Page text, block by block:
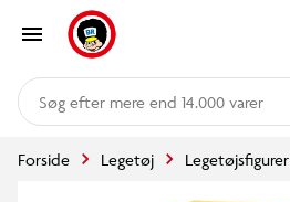
mere end 14.000 varer
Forside Legetøj Legetøjsfigurer